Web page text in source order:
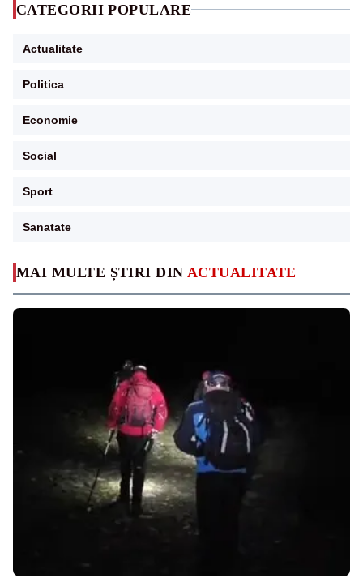
MAI MULTE ȘTIRI DIN ACTUALITATE
CATEGORII POPULARE
Actualitate
Politica
Economie
Social
Sport
Sanatate